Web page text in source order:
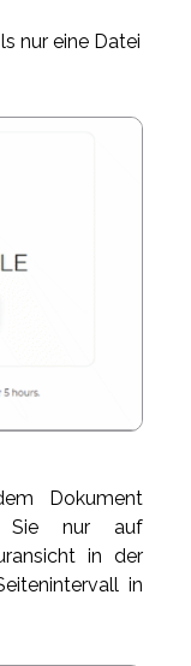
nur eine Datei
Dokument
Sie nur auf
in der
in